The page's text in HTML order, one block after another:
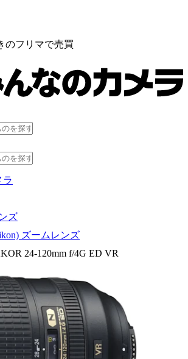
のフリマで売買
ラ
ズ
ズームレンズ
24-120mm f/4G ED VR